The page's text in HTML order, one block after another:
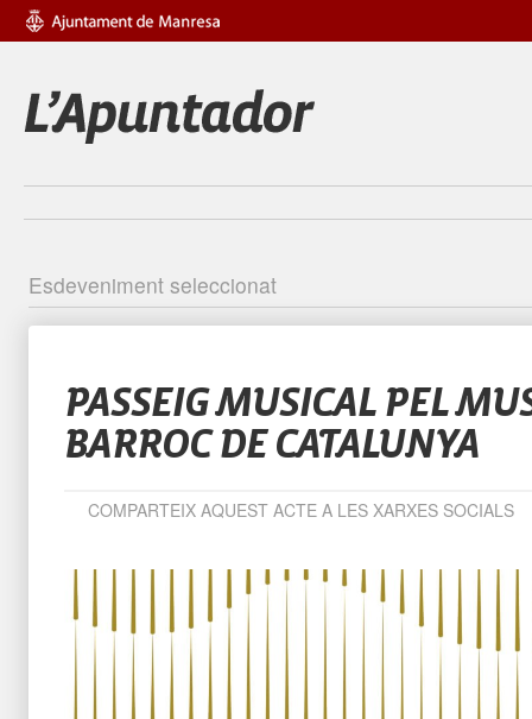
Esdeveniment seleccionat
PASSEIG MUSICAL PEL
BARROC DE CATALUNYA
COMPARTEIX AQUEST ACTE A LES XARXES SOCIALS